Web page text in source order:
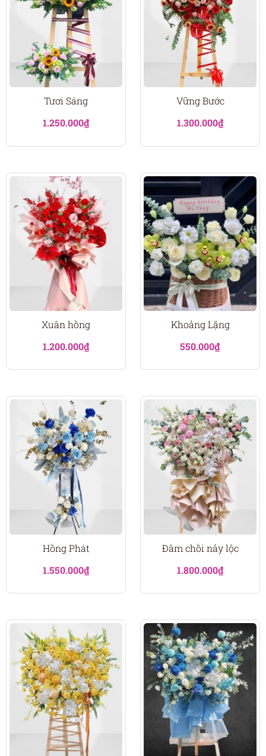
Tươi Sáng
1.250.000₫
Vững Bước
1.300.000₫
Xuân hồng
1.200.000₫
Khoảng Lặng
550.000₫
Hồng Phát
1.550.000₫
Đâm chồi nảy lộc
1.800.000₫